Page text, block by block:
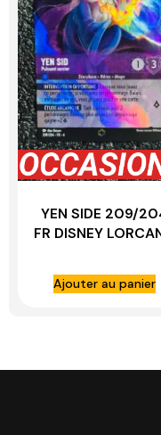
YEN SIDE 209/
FR DISNEY
Ajouter au panier